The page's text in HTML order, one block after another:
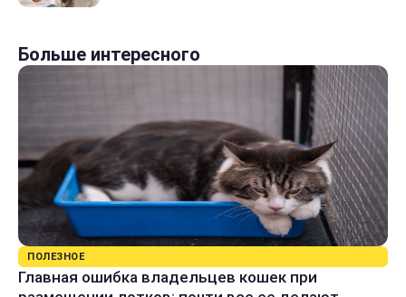
Больше интересного
ПОЛЕЗНОЕ
Главная ошибка владельцев кошек при